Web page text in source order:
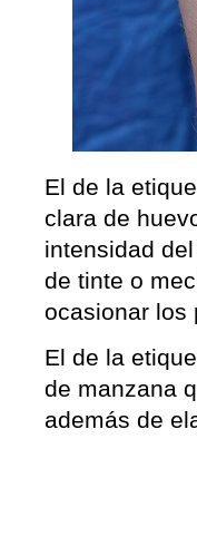
El de la
clara de
intensidad
de tinte o
ocasionar los
El de la
de manzana
además de